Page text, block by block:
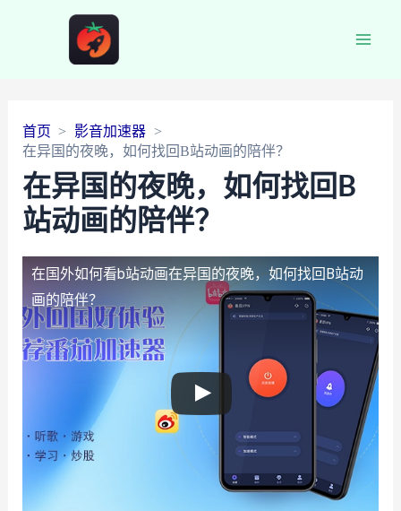
首页
影音加速器
在异国的夜晚，如何找回B站动画的陪伴？
在异国的夜晚，如何找回B
站动画的陪伴？
在国外如何看b站动画在异国的夜晚，如何找回B站动
画的陪伴？